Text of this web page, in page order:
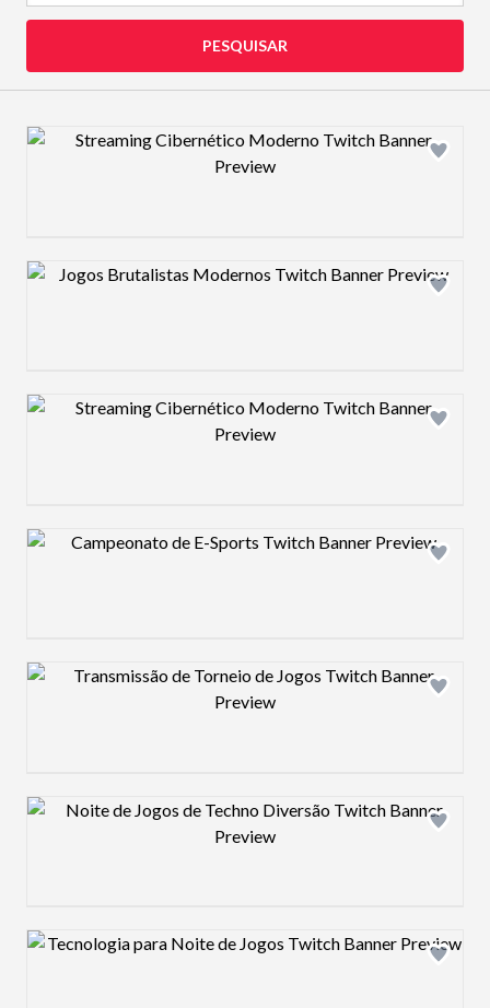
PESQUISAR
Design preview image
Design preview image
Design preview image
Design preview image
Design preview image
Design preview image
Design preview image